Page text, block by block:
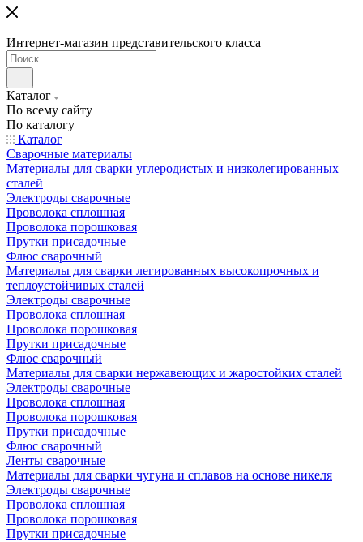
Интернет-магазин представительского класса
Каталог
По всему сайту
По каталогу
Каталог
Сварочные материалы
Материалы для сварки углеродистых и низколегированных
сталей
Электроды сварочные
Проволока сплошная
Проволока порошковая
Прутки присадочные
Флюс сварочный
Материалы для сварки легированных высокопрочных и
теплоустойчивых сталей
Электроды сварочные
Проволока сплошная
Проволока порошковая
Прутки присадочные
Флюс сварочный
Материалы для сварки нержавеющих и жаростойких сталей
Электроды сварочные
Проволока сплошная
Проволока порошковая
Прутки присадочные
Флюс сварочный
Ленты сварочные
Материалы для сварки чугуна и сплавов на основе никеля
Электроды сварочные
Проволока сплошная
Проволока порошковая
Прутки присадочные